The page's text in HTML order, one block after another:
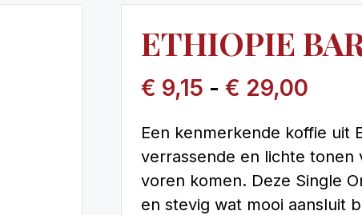
ETHIOPIE
€ 9,15 - € 29,00
Een kenmerkende koffie uit
verrassende en lichte tonen
voren komen. Deze Single
en stevig wat mooi aansluit